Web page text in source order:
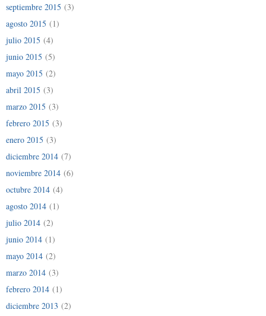
septiembre 2015 (3)
agosto 2015 (1)
julio 2015 (4)
junio 2015 (5)
mayo 2015 (2)
abril 2015 (3)
marzo 2015 (3)
febrero 2015 (3)
enero 2015 (3)
diciembre 2014 (7)
noviembre 2014 (6)
octubre 2014 (4)
agosto 2014 (1)
julio 2014 (2)
junio 2014 (1)
mayo 2014 (2)
marzo 2014 (3)
febrero 2014 (1)
diciembre 2013 (2)